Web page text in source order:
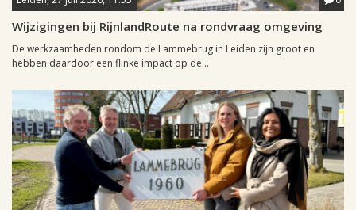
Wijzigingen bij RijnlandRoute na rondvraag omgeving
De werkzaamheden rondom de Lammebrug in Leiden zijn groot en
hebben daardoor een flinke impact op de...